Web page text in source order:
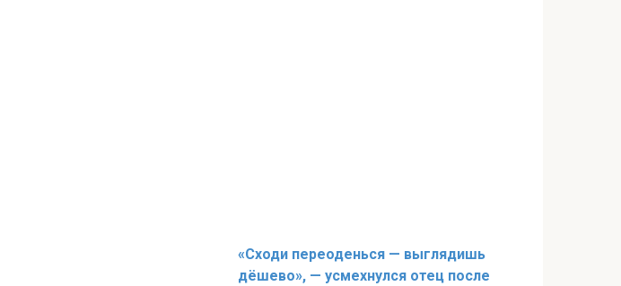
«Сходи переоденься — выглядишь
дёшево», — усмехнулся отец после